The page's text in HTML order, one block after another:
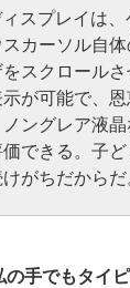
スプレイは、
カーソル自
スクロール
が可能で、
ングレア液
できる。子
がちだからだ
手でもタイ